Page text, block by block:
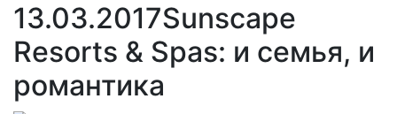
13.03.2017Sunscape
Resorts & Spas: и семья, и
романтика